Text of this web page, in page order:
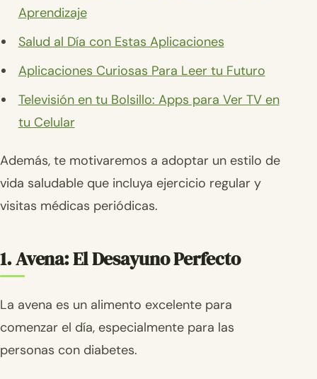
Aprendizaje
Salud al Día con Estas Aplicaciones
Aplicaciones Curiosas Para Leer tu Futuro
Televisión en tu Bolsillo: Apps para Ver TV en
tu Celular
Además, te motivaremos a adoptar un estilo de
vida saludable que incluya ejercicio regular y
visitas médicas periódicas.
1. Avena: El Desayuno Perfecto
La avena es un alimento excelente para
comenzar el día, especialmente para las
personas con diabetes.